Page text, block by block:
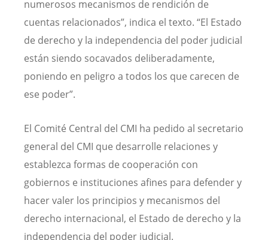
numerosos mecanismos de rendición de
cuentas relacionados”, indica el texto. “El Estado
de derecho y la independencia del poder judicial
están siendo socavados deliberadamente,
poniendo en peligro a todos los que carecen de
ese poder”.
El Comité Central del CMI ha pedido al secretario
general del CMI que desarrolle relaciones y
establezca formas de cooperación con
gobiernos e instituciones afines para defender y
hacer valer los principios y mecanismos del
derecho internacional, el Estado de derecho y la
independencia del poder judicial.